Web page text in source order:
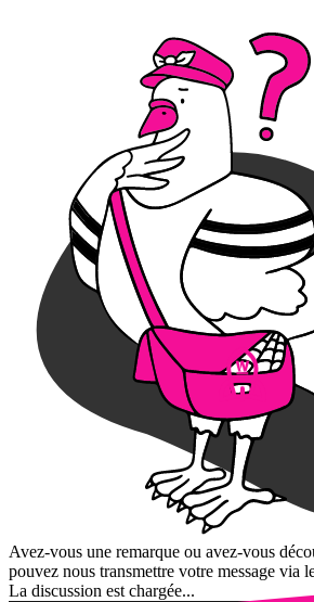
Avez-vous une remarque ou avez-vous
pouvez nous transmettre votre message via
La discussion est chargée...